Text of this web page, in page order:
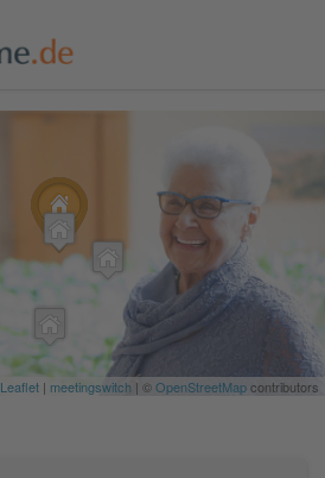
Leaflet | meetingswitch | ©OpenStreetMapcontributors